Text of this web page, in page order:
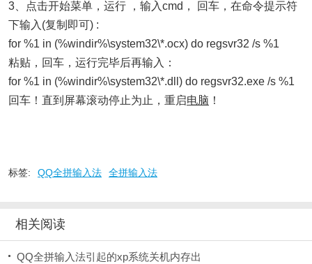
3、点击开始菜单，运行 ，输入cmd， 回车，在命令提示符
下输入(复制即可) :
for %1 in (%windir%\system32\*.ocx) do regsvr32 /s %1
粘贴，回车，运行完毕后再输入：
for %1 in (%windir%\system32\*.dll) do regsvr32.exe /s %1
回车！直到屏幕滚动停止为止，重启电脑 ！
标签: QQ全拼输入法 全拼输入法
相关阅读
QQ全拼输入法引起的xp系统关机内存出